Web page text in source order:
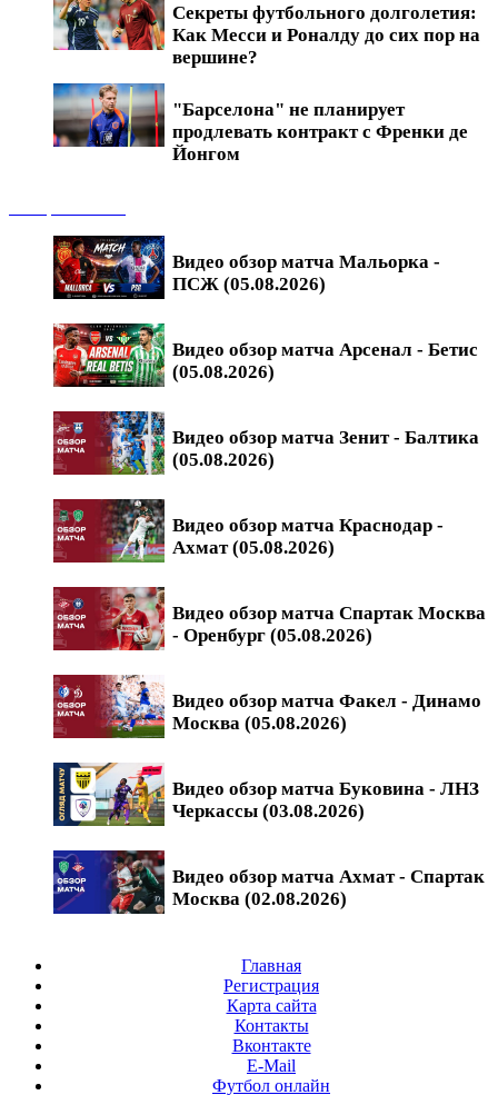
Секреты футбольного долголетия:
Как Месси и Роналду до сих пор на
вершине?
"Барселона" не планирует
продлевать контракт с Френки де
Йонгом
Видео обзор матча Мальорка -
ПСЖ (05.08.2026)
Видео обзор матча Арсенал - Бетис
(05.08.2026)
Видео обзор матча Зенит - Балтика
(05.08.2026)
Видео обзор матча Краснодар -
Ахмат (05.08.2026)
Видео обзор матча Спартак Москва
- Оренбург (05.08.2026)
Видео обзор матча Факел - Динамо
Москва (05.08.2026)
Видео обзор матча Буковина - ЛНЗ
Черкассы (03.08.2026)
Видео обзор матча Ахмат - Спартак
Москва (02.08.2026)
Главная
Регистрация
Карта сайта
Контакты
Вконтакте
E-Mail
Футбол онлайн